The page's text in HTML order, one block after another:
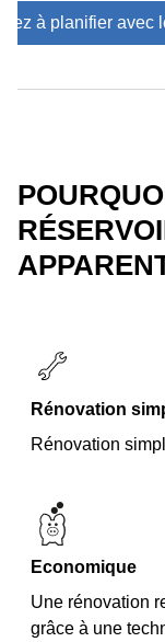
à planifier avec
Rénovation
Rénovation
Economique
Une rénovation
grâce à une